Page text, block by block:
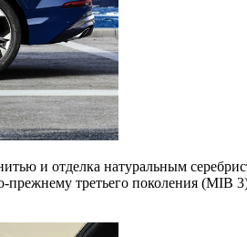
и отделка натуральным
третьего поколения (MIB